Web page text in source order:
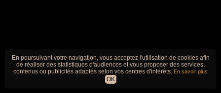
En poursuivant votre navigation, vous acceptez l'utilisation de cookies afin
de réaliser des statistiques d'audiences et vous proposer des services,
contenus ou publicités adaptés selon vos centres d'intérêts. En savoir plus
OK